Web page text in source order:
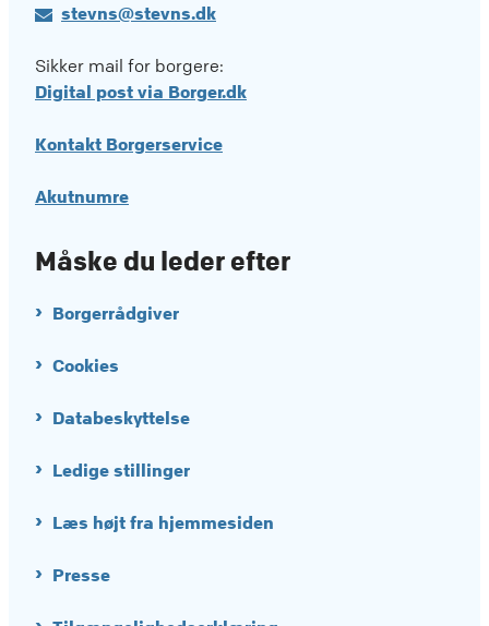
stevns@stevns.dk
Sikker mail for borgere:
Digital post via Borger.dk
Kontakt Borgerservice
Akutnumre
Måske du leder efter
Borgerrådgiver
Cookies
Databeskyttelse
Ledige stillinger
Læs højt fra hjemmesiden
Presse